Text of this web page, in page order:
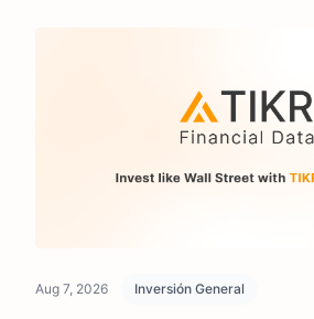
Aug 7, 2026 Inversión General